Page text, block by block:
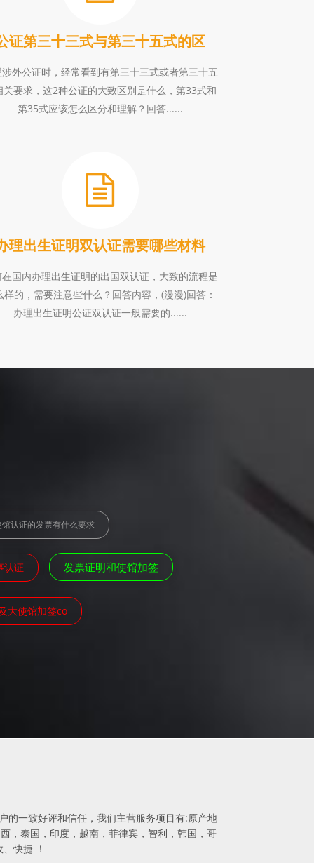
证第三十三式与第三十五式的区
外公证时，经常看到有第三十三式或者第三十五
关要求，这2种公证的大致区别是什么，第33式和
第35式应该怎么区分和理解？回答......
理出生证明双认证需要哪些材料
国内办理出生证明的出国双认证，大致的流程是
样的，需要注意些什么？回答内容，(漫漫)回答：
办理出生证明公证双认证一般需要的......
馆认证的发票有什么要求
认证 发票证明和使馆加签
大使馆加签co
的一致好评和信任，我们主营服务项目有:原产地
，泰国，印度，越南，菲律宾，智利，韩国，哥
快捷 ！